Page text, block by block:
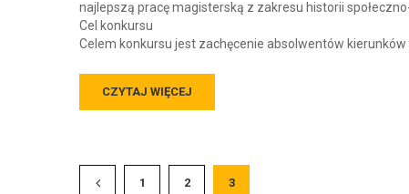
najlepszą pracę magisterską z zakresu historii
Cel konkursu
Celem konkursu jest zachęcenie absolwentów
CZYTAJ WIĘCEJ
1 2 3